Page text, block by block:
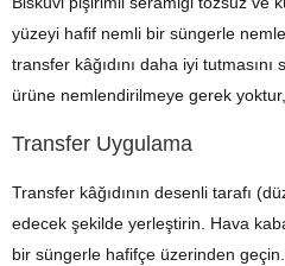
yüzeyi hafif nemli bir süngerle
transfer kâğıdını daha iyi
ürüne nemlendirilmeye gerek
Transfer Uygulama
Transfer kâğıdının desenli tarafı
edecek şekilde yerleştirin. Hava
bir süngerle hafifçe üzerinden